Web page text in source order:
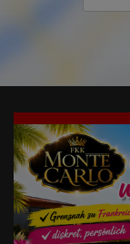
Unser täglicher
Handtücher,
Apartment runden
Unser Erotikhaus
In unmittelbarer
Restaurants, Bars